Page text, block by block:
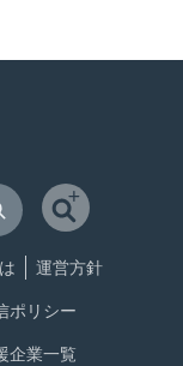
運営方針
ポリシー
企業一覧